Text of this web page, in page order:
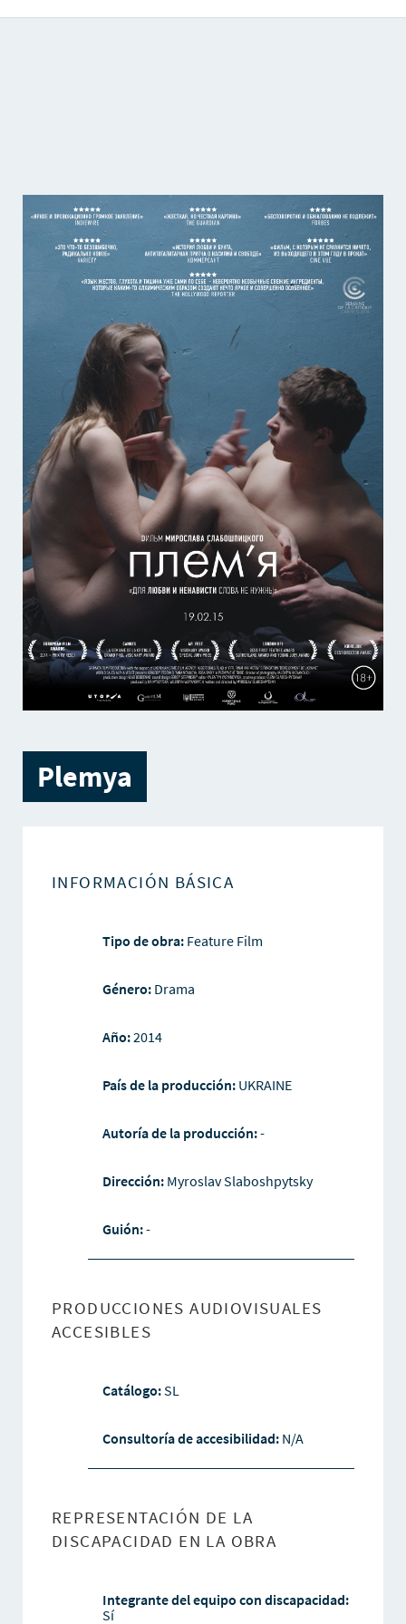
Plemya
INFORMACIÓN BÁSICA
Tipo de obra:Feature Film
Género:Drama
Año:2014
País de la producción: UKRAINE
Autoría de la producción:-
Dirección: Myroslav Slaboshpytsky
Guión:-
PRODUCCIONES AUDIOVISUALES
ACCESIBLES
Catálogo:SL
Consultoría de accesibilidad: N/A
REPRESENTACIÓN DE LA
DISCAPACIDAD EN LA OBRA
Integrante del equipo con discapacidad:
Sí